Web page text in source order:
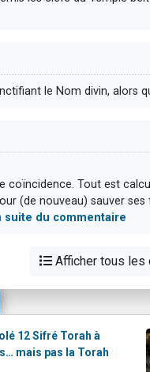
le Nom divin, alors
coïncidence. Tout est
(de nouveau) sauver
suite du commentaire
Afficher tous les
12 Sifré Torah à
mais pas la Torah